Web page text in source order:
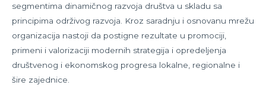
segmentima dinamičnog razvoja društva u skladu sa
principima održivog razvoja. Kroz saradnju i osnovanu mrežu
organizacija nastoji da postigne rezultate u promociji,
primeni i valorizaciji modernih strategija i opredeljenja
društvenog i ekonomskog progresa lokalne, regionalne i
šire zajednice.